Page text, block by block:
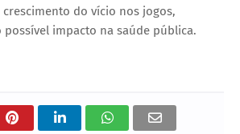
do vício nos jogos,
possível impacto na saúde pública.